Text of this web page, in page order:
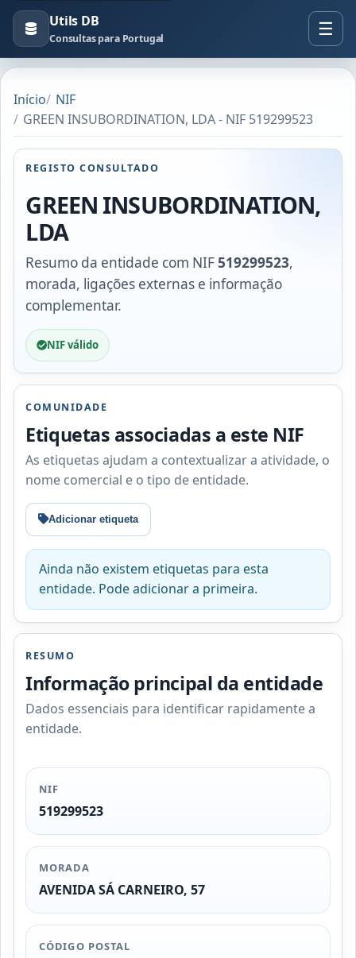
Utils DB
Consultas para Portugal
Início
NIF
GREEN INSUBORDINATION, LDA - NIF 519299523
REGISTO CONSULTADO
GREEN INSUBORDINATION,
LDA
Resumo da entidade com NIF519299523,
morada, ligações externas e informação
complementar.
NIF válido
COMUNIDADE
Etiquetas associadas a este NIF
As etiquetas ajudam a contextualizar a atividade, o
nome comercial e o tipo de entidade.
Adicionar etiqueta
Ainda não existem etiquetas para esta
entidade. Pode adicionar a primeira.
RESUMO
Informação principal da entidade
Dados essenciais para identificar rapidamente a
entidade.
NIF
519299523
MORADA
AVENIDA SÁ CARNEIRO, 57
CÓDIGO POSTAL